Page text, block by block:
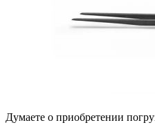
Думаете о приобретении